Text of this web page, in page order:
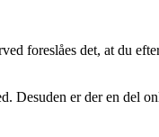
foreslåes det, at du
er der en del